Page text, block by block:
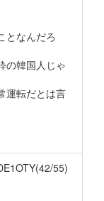
となんだろ
の韓国人じゃ
運転だとは言
55)